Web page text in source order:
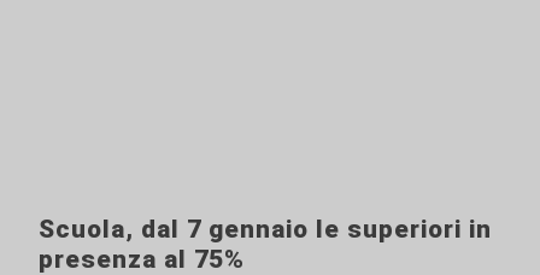
Scuola, dal 7 gennaio le superiori in
presenza al 75%